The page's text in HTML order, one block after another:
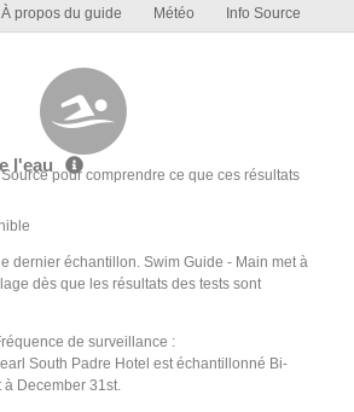
À propos du guide Météo Info Source
l'eaupour comprendre ce que ces résultats
dernier échantillon. Swim Guide - Main met à
dès que les résultats des tests sont
de surveillance :
South Padre Hotel est échantillonné Bi-
à December 31st.